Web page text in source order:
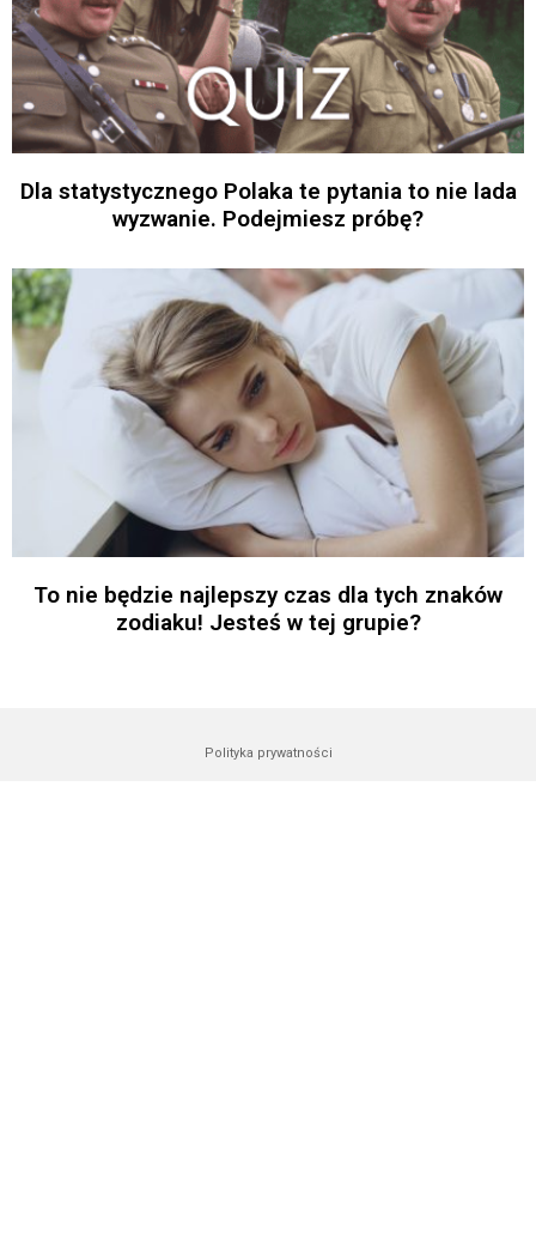
Dla statystycznego Polaka te pytania to nie lada
wyzwanie. Podejmiesz próbę?
To nie będzie najlepszy czas dla tych znaków
zodiaku! Jesteś w tej grupie?
Polityka prywatności